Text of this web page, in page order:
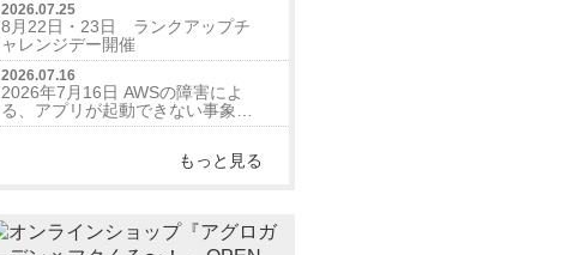
2026.07.25
8月22日・23日 ランクアップチ
ャレンジデー開催
2026.07.16
2026年7月16日 AWSの障害によ
る、アプリが起動できない事象に
ついて
もっと見る